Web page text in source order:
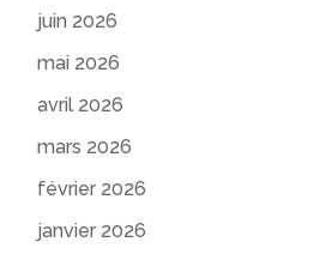
juin 2026
mai 2026
avril 2026
mars 2026
février 2026
janvier 2026